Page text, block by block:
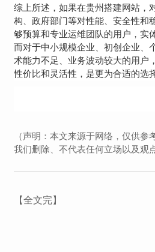
综上所述，如果在贵州搭建网站，
构、政府部门等对性能、安全性和
够预算和专业运维团队的用户，实
而对于中小规模企业、初创企业、
术能力不足、业务波动较大的用户
性价比和灵活性，是更为合适的选择
（声明：本文来源于网络，仅供参
我们删除、不代表任何立场以及观
【全文完】